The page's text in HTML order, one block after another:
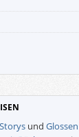
Storysund Glossen